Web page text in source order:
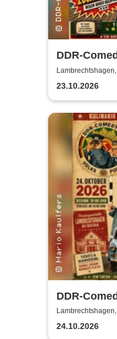
DDR-
Gemeindezentrum
23.10.2026
DDR-
Kulinarik
Gemeindezentrum
24.10.2026